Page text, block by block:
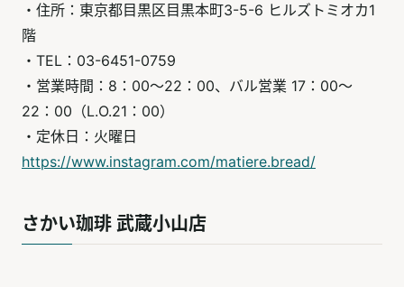
・住所：東京都目黒区目黒本町3-5-6 ヒルズトミオカ1
階
・TEL：03-6451-0759
・営業時間：8：00～22：00、バル営業 17：00〜
22：00（L.O.21：00）
・定休日：火曜日
https://www.instagram.com/matiere.bread/
さかい珈琲 武蔵小山店